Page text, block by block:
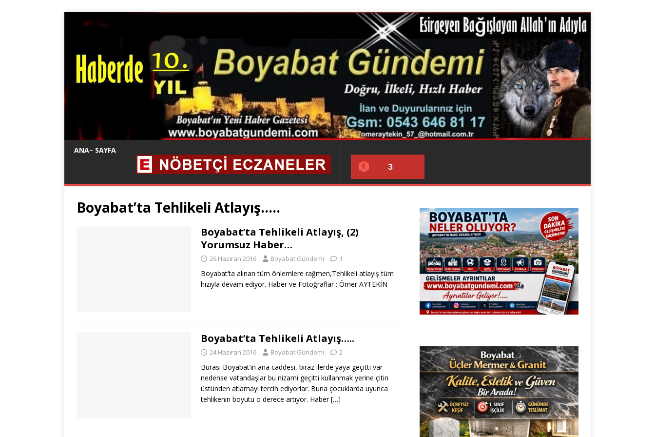
ANA– SAYFA
3
Boyabat’ta Tehlikeli Atlayış…..
Boyabat’ta Tehlikeli Atlayış, (2)
Yorumsuz Haber…
26 Haziran 2016 Boyabat Gündemi 1
Boyabat’ta alınan tüm önlemlere rağmen,Tehlikeli atlayış tüm
hızıyla devam ediyor. Haber ve Fotoğraflar : Ömer AYTEKİN
Boyabat’ta Tehlikeli Atlayış…..
24 Haziran 2016 Boyabat Gündemi 2
Burası Boyabat’ın ana caddesi, biraz ilerde yaya geçitti var
nedense vatandaşlar bu nizami geçitti kullanmak yerine çitin
üstünden atlamayı tercih ediyorlar. Buna çocuklarda uyunca
tehlikenin boyutu o derece artıyor. Haber[…]